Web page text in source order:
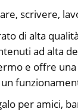
scrivere,
di alta
ad alta
e offre
per amici,